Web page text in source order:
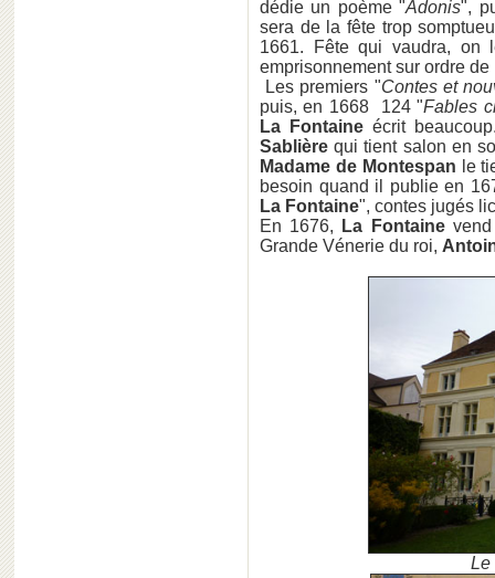
dédie un poème "Adonis",
sera de la fête trop
1661. Fête qui vaudra, on
emprisonnement sur ordre de
Les premiers "Contes et
puis, en 1668 124 "Fables
La Fontaine écrit
Sablière qui tient salon en
Madame de Montespan le
besoin quand il publie en
La Fontaine", contes jugés
En 1676,
La Fontainevend
Grande Vénerie du roi,
Le